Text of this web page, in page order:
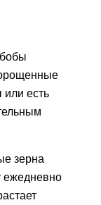
или есть
зерна
ежедневно